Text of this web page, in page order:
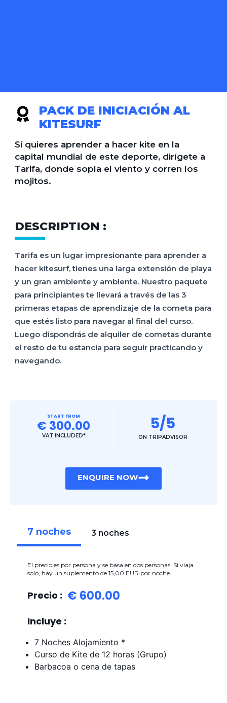
PACK DE INICIACIÓN AL
KITESURF
Si quieres aprender a hacer kite en la
capital mundial de este deporte, dirígete a
Tarifa, donde sopla el viento y corren los
mojitos.
DESCRIPTION :
Tarifa es un lugar impresionante para aprender a
hacer kitesurf, tienes una larga extensión de playa
y un gran ambiente y ambiente. Nuestro paquete
para principiantes te llevará a través de las 3
primeras etapas de aprendizaje de la cometa para
que estés listo para navegar al final del curso.
Luego dispondrás de alquiler de cometas durante
el resto de tu estancia para seguir practicando y
navegando.
START FROM
€ 300.00
VAT INCLUDED*
5/5
ON TRIPADVISOR
ENQUIRE NOW
7 noches 3 noches
El precio es por persona y se basa en dos personas. Si viaja
solo, hay un suplemento de 15,00 EUR por noche.
Precio : € 600.00
Incluye :
7 Noches Alojamiento *
Curso de Kite de 12 horas (Grupo)
Barbacoa o cena de tapas